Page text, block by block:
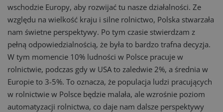
wschodzie Europy, aby rozwijać tu nasze działalności. Ze
względu na wielkość kraju i silne rolnictwo, Polska stwarzała
nam świetne perspektywy. Po tym czasie stwierdzam z
pełną odpowiedzialnością, że była to bardzo trafna decyzja.
W tym momencie 10% ludności w Polsce pracuje w
rolnictwie, podczas gdy w USA to zaledwie 2%, a średnia w
Europie to 3-5%. To oznacza, że populacja ludzi pracujących
w rolnictwie w Polsce będzie malała, ale wzrośnie poziom
automatyzacji rolnictwa, co daje nam dalsze perspektywy